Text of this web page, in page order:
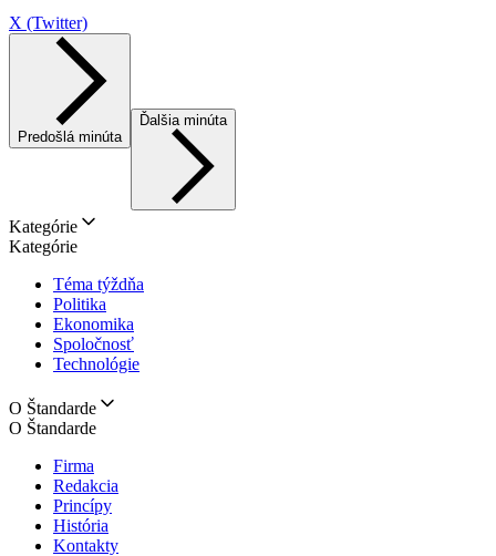
X (Twitter)
Predošlá minúta
Ďalšia minúta
Kategórie
Kategórie
Téma týždňa
Politika
Ekonomika
Spoločnosť
Technológie
O Štandarde
O Štandarde
Firma
Redakcia
Princípy
História
Kontakty